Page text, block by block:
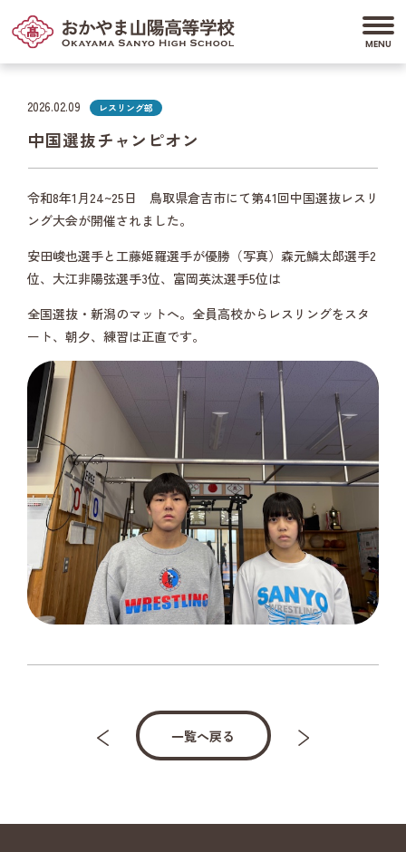
2026.02.09 レスリング部
中国選抜チャンピオン
令和8年1月24~25日 鳥取県倉吉市にて第41回中国選抜レスリ
ング大会が開催されました。
安田峻也選手と工藤姫羅選手が優勝（写真）森元鱗太郎選手2
位、大江非陽弦選手3位、富岡英汰選手5位は
全国選抜・新潟のマットへ。全員高校からレスリングをスタ
ート、朝夕、練習は正直です。
一覧へ戻る